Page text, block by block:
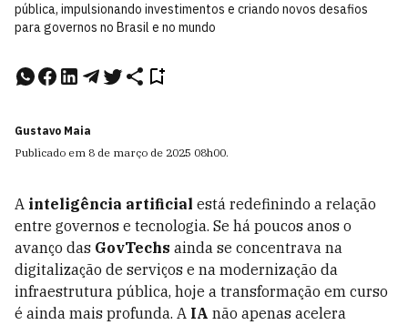
pública, impulsionando investimentos e criando novos desafios
para governos no Brasil e no mundo
Gustavo Maia
Publicado em 8 de março de 2025 08h00.
A inteligência artificial está redefinindo a relação
entre governos e tecnologia. Se há poucos anos o
avanço das GovTechs ainda se concentrava na
digitalização de serviços e na modernização da
infraestrutura pública, hoje a transformação em curso
é ainda mais profunda. A IA não apenas acelera